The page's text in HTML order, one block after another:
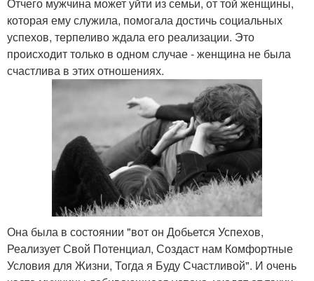
которая ему служила, помогала достичь социальных
успехов, терпеливо ждала его реализации. Это
происходит только в одном случае - женщина не была
счастлива в этих отношениях.
Она была в состоянии "вот он Добьется Успехов,
Реализует Свой Потенциал, Создаст нам Комфортные
Условия для Жизни, Тогда я Буду Счастливой". И очень